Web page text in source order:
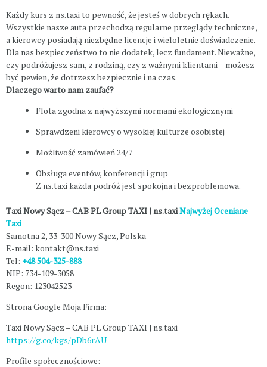
Każdy kurs z ns.taxi to pewność, że jesteś w dobrych rękach.
Wszystkie nasze auta przechodzą regularne przeglądy techniczne,
a kierowcy posiadają niezbędne licencje i wieloletnie doświadczenie.
Dla nas bezpieczeństwo to nie dodatek, lecz fundament. Nieważne,
czy podróżujesz sam, z rodziną, czy z ważnymi klientami – możesz
być pewien, że dotrzesz bezpiecznie i na czas.
Dlaczego warto nam zaufać?
Flota zgodna z najwyższymi normami ekologicznymi
Sprawdzeni kierowcy o wysokiej kulturze osobistej
Możliwość zamówień 24/7
Obsługa eventów, konferencji i grup
Z ns.taxi każda podróż jest spokojna i bezproblemowa.
Taxi Nowy Sącz – CAB PL Group TAXI | ns.taxiNajwyżej Oceniane
Taxi
Samotna 2, 33-300 Nowy Sącz, Polska
E-mail: kontakt@ns.taxi
Tel: +48 504-325-888
NIP: 734-109-3058
Regon: 123042523
Strona Google Moja Firma:
Taxi Nowy Sącz – CAB PL Group TAXI | ns.taxi
https://g.co/kgs/pDb6rAU
Profile społecznościowe: